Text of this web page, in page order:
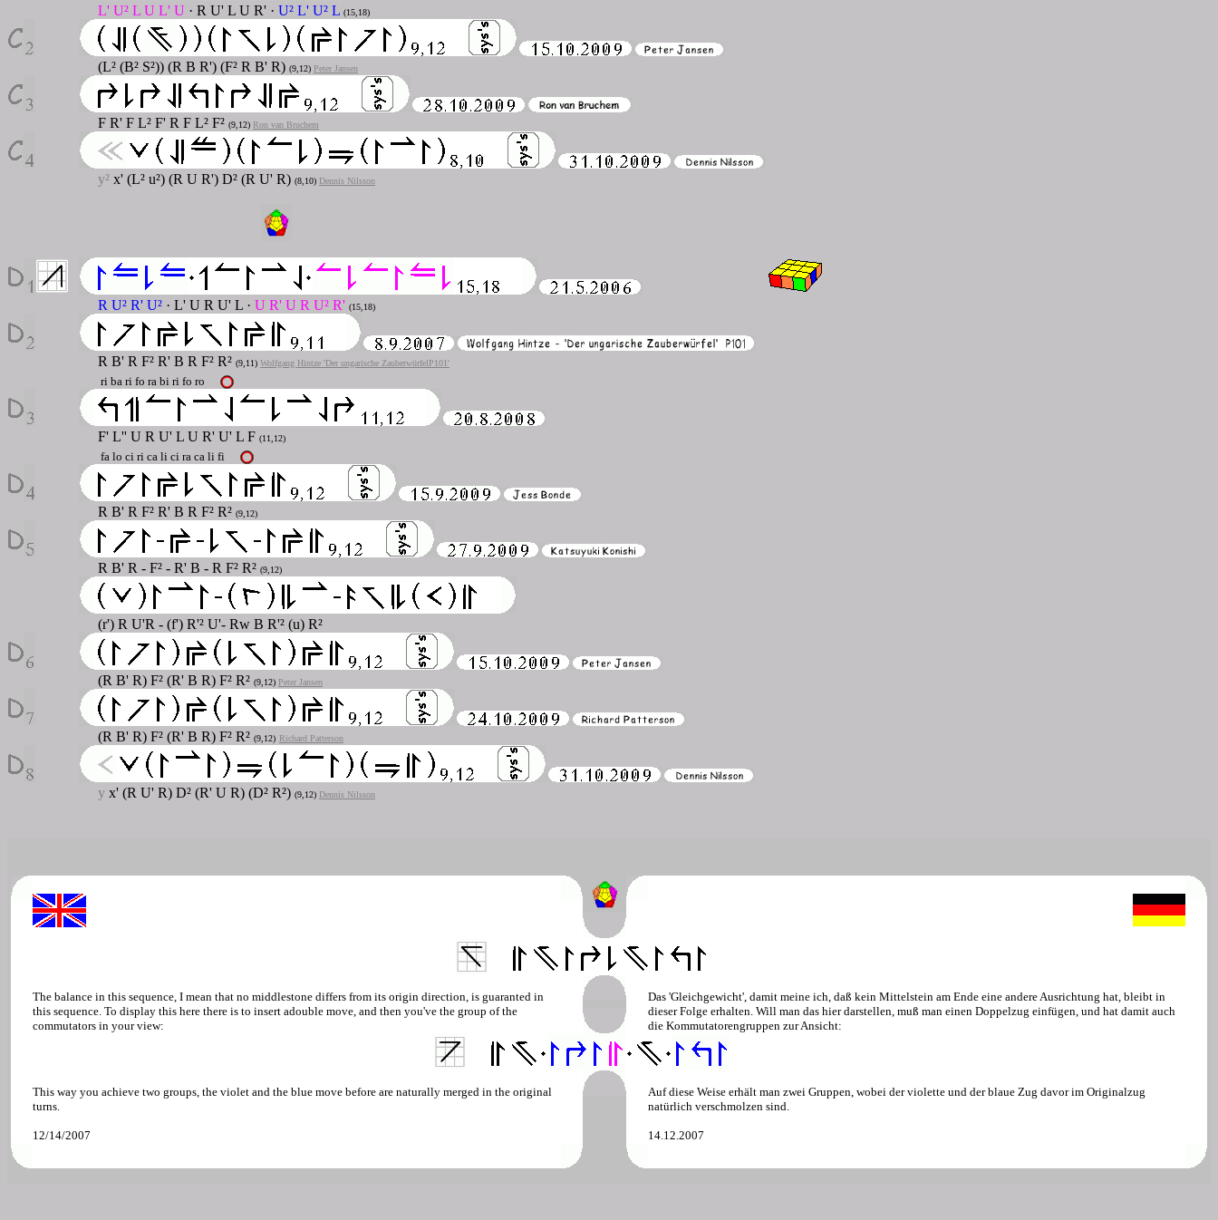
L' U² L U L' U · R U' L U R' · U² L' U² L (15,18)
(L² (B² S²)) (R B R') (F² R B' R) (9,12) Peter Jansen
F R' F L² F' R F L² F² (9,12) Ron van Bruchem
y² x' (L² u²) (R U R') D² (R U' R) (8,10) Dennis Nilsson
R U² R' U² · L' U R U' L · U R' U R U² R' (15,18)
R B' R F² R' B R F² R² (9,11) Wolfgang Hintze 'Der ungarische ZauberwürfelP101'
ri ba ri fo ra bi ri fo ro
F' L'' U R U' L U R' U' L F (11,12)
fa lo ci ri ca li ci ra ca li fi
R B' R F² R' B R F² R² (9,12)
R B' R - F² - R' B - R F² R² (9,12)
(r') R U'R - (f') R'² U'- Rw B R'² (u) R²
(R B' R) F² (R' B R) F² R² (9,12) Peter Jansen
(R B' R) F² (R' B R) F² R² (9,12) Richard Patterson
y x' (R U' R) D² (R' U R) (D² R²) (9,12) Dennis Nilsson
The balance in this sequence, I mean that no middlestone differs from its origin direction, is guaranted in
this sequence. To display this here there is to insert adouble move, and then you've the group of the
commutators in your view:
Das 'Gleichgewicht', damit meine ich, daß kein Mittelstein am Ende eine andere Ausrichtung hat, bleibt in
dieser Folge erhalten. Will man das hier darstellen, muß man einen Doppelzug einfügen, und hat damit auch
die Kommutatorengruppen zur Ansicht:
This way you achieve two groups, the violet and the blue move before are naturally merged in the original
turns.
Auf diese Weise erhält man zwei Gruppen, wobei der violette und der blaue Zug davor im Originalzug
natürlich verschmolzen sind.
12/14/2007 14.12.2007